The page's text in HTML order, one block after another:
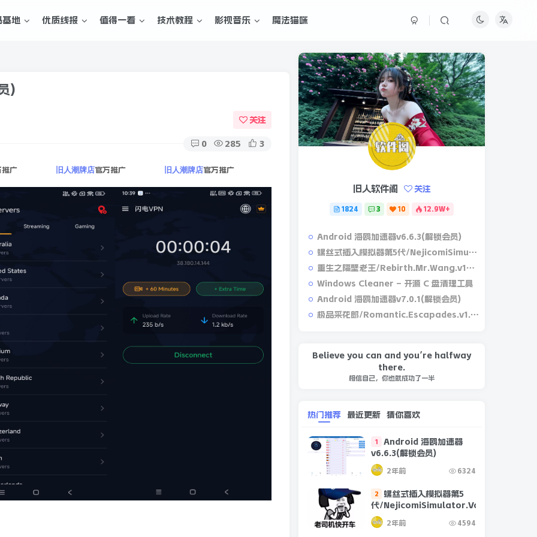
基地 优质线报 值得一看 技术教程 影视音乐 魔法猫咪
)
关注
0 285 3
推广 旧人潮牌店官方推广 旧人潮牌店官方推广
旧人软件阁 关注
1824 3 10 12.9W+
Android 海鸥加速器v6.6.3(解锁会员)
螺丝式插入模拟器第5代/NejicomiSimulator.Vol.5.v1.0.2
重生之隔壁老王/Rebirth.Mr.Wang.v10032020
Windows Cleaner – 开源 C 盘清理工具
Android 海鸥加速器v7.0.1(解锁会员)
极品采花郎/Romantic.Escapades.v1.2.1
Believe you can and you’re halfway
there.
相信自己，你也就成功了一半
热门推荐 最近更新 猜你喜欢
1
Android 海鸥加速器
v6.6.3(解锁会员)
2年前 6324
2
螺丝式插入模拟器第5
代/NejicomiSimulator.Vol.5.v1.0.2
2年前 4594